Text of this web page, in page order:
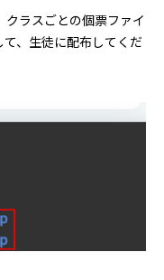
クラスごとの個票ファイ
、生徒に配布してくだ